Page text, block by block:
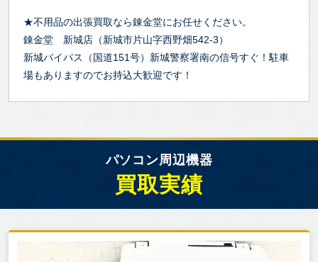
★不用品の出張買取なら錬金堂にお任せください。
錬金堂 新城店（新城市片山字西野畑542-3）
新城バイパス（国道151号）新城警察署南の信号すぐ！駐車
場もありますのでお持込大歓迎です！
パソコン周辺機器
買取実績